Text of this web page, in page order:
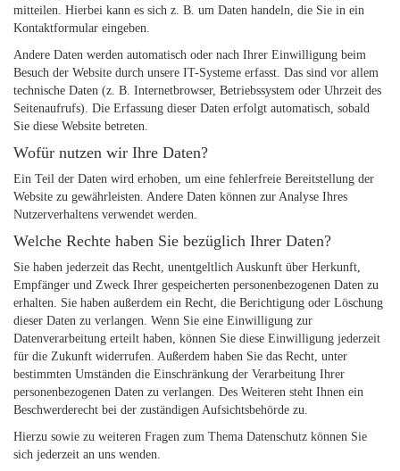
mitteilen. Hierbei kann es sich z. B. um Daten handeln, die Sie in ein
Kontaktformular eingeben.
Andere Daten werden automatisch oder nach Ihrer Einwilligung beim
Besuch der Website durch unsere IT-Systeme erfasst. Das sind vor allem
technische Daten (z. B. Internetbrowser, Betriebssystem oder Uhrzeit des
Seitenaufrufs). Die Erfassung dieser Daten erfolgt automatisch, sobald
Sie diese Website betreten.
Wofür nutzen wir Ihre Daten?
Ein Teil der Daten wird erhoben, um eine fehlerfreie Bereitstellung der
Website zu gewährleisten. Andere Daten können zur Analyse Ihres
Nutzerverhaltens verwendet werden.
Welche Rechte haben Sie bezüglich Ihrer Daten?
Sie haben jederzeit das Recht, unentgeltlich Auskunft über Herkunft,
Empfänger und Zweck Ihrer gespeicherten personenbezogenen Daten zu
erhalten. Sie haben außerdem ein Recht, die Berichtigung oder Löschung
dieser Daten zu verlangen. Wenn Sie eine Einwilligung zur
Datenverarbeitung erteilt haben, können Sie diese Einwilligung jederzeit
für die Zukunft widerrufen. Außerdem haben Sie das Recht, unter
bestimmten Umständen die Einschränkung der Verarbeitung Ihrer
personenbezogenen Daten zu verlangen. Des Weiteren steht Ihnen ein
Beschwerderecht bei der zuständigen Aufsichtsbehörde zu.
Hierzu sowie zu weiteren Fragen zum Thema Datenschutz können Sie
sich jederzeit an uns wenden.